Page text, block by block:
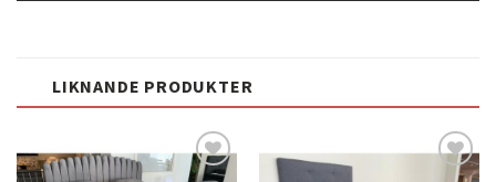
LIKNANDE PRODUKTER